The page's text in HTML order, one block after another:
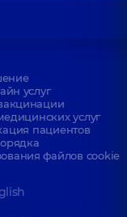
услуг
услуг
пациентов
файлов cookie